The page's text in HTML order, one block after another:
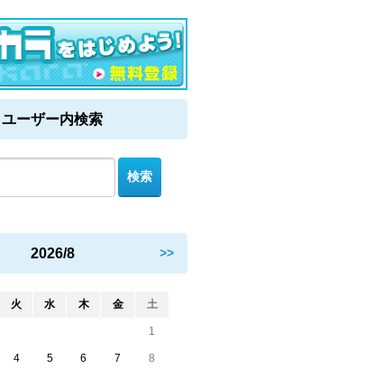
ユーザー内検索
2026/8 >>
火 水 木 金 土
1
4 5 6 7 8